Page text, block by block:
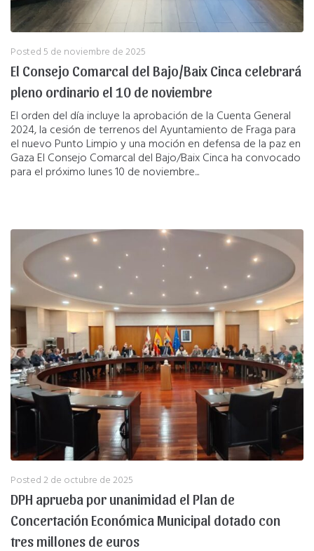
Posted5 de noviembre de 2025
El Consejo Comarcal del Bajo/Baix Cinca celebrará
pleno ordinario el 10 de noviembre
El orden del día incluye la aprobación de la Cuenta General
2024, la cesión de terrenos del Ayuntamiento de Fraga para
el nuevo Punto Limpio y una moción en defensa de la paz en
Gaza El Consejo Comarcal del Bajo/Baix Cinca ha convocado
para el próximo lunes 10 de noviembre...
Posted2 de octubre de 2025
DPH aprueba por unanimidad el Plan de
Concertación Económica Municipal dotado con
tres millones de euros